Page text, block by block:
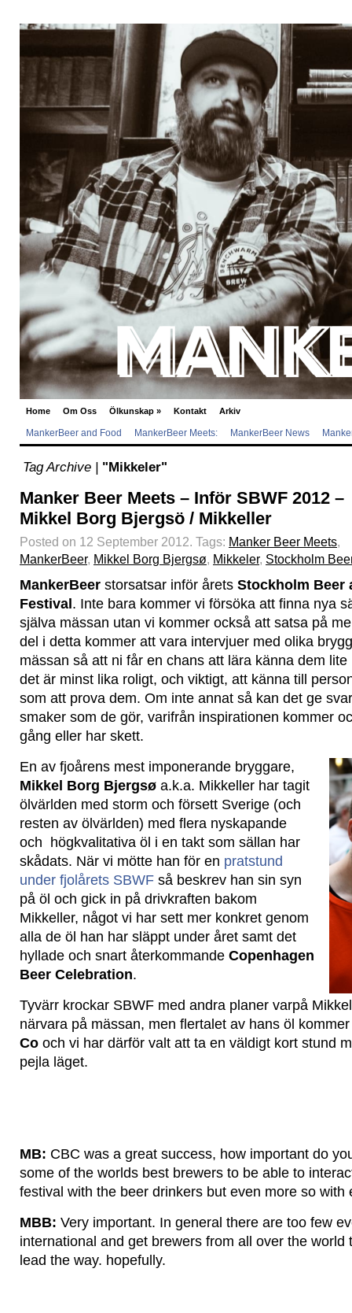
Home Om Oss Ölkunskap » Kontakt Arkiv
MankerBeer and Food MankerBeer Meets: MankerBeer News
Tag Archive | "Mikkeler"
Manker Beer Meets – Inför SBWF 2012 –
Mikkel Borg Bjergsö / Mikkeller
Posted on 12 September 2012. Tags: Manker Beer Meets,
MankerBeer, Mikkel Borg Bjergsø, Mikkeler, Stockholm
MankerBeer storsatsar inför årets Stockholm Beer
Festival . Inte bara kommer vi försöka att finna nya
själva mässan utan vi kommer också att satsa på
del i detta kommer att vara intervjuer med olika
mässan så att ni får en chans att lära känna dem
det är minst lika roligt, och viktigt, att känna till
som att prova dem. Om inte annat så kan det ge
smaker som de gör, varifrån inspirationen kommer
gång eller har skett.
En av fjoårens mest imponerande bryggare,
Mikkel Borg Bjergsø a.k.a. Mikkeller har tagit
ölvärlden med storm och försett Sverige (och
resten av ölvärlden) med flera nyskapande
och högkvalitativa öl i en takt som sällan har
skådats. När vi mötte han för en pratstund
under fjolårets SBWF så beskrev han sin syn
på öl och gick in på drivkraften bakom
Mikkeller, något vi har sett mer konkret genom
alla de öl han har släppt under året samt det
hyllade och snart återkommande Copenhagen
Beer Celebration.
Tyvärr krockar SBWF med andra planer varpå
närvara på mässan, men flertalet av hans öl
Co och vi har därför valt att ta en väldigt kort stund
pejla läget.
MB: CBC was a great success, how important do
some of the worlds best brewers to be able to
festival with the beer drinkers but even more so with
MBB: Very important. In general there are too few
international and get brewers from all over the world
lead the way. hopefully.